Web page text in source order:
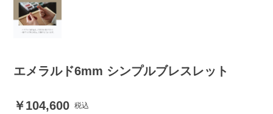
エメラルド6mm シンプルブレスレット
104,600 税込